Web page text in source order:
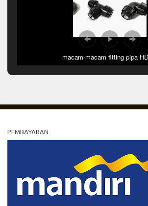
macam-macam fitting pipa
PEMBAYARAN